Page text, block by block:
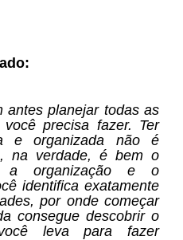
antes planejar todas as
precisa fazer. Ter
e organizada não é
na verdade, é bem o
a organização e o
identifica exatamente
por onde começar
consegue descobrir o
leva para fazer